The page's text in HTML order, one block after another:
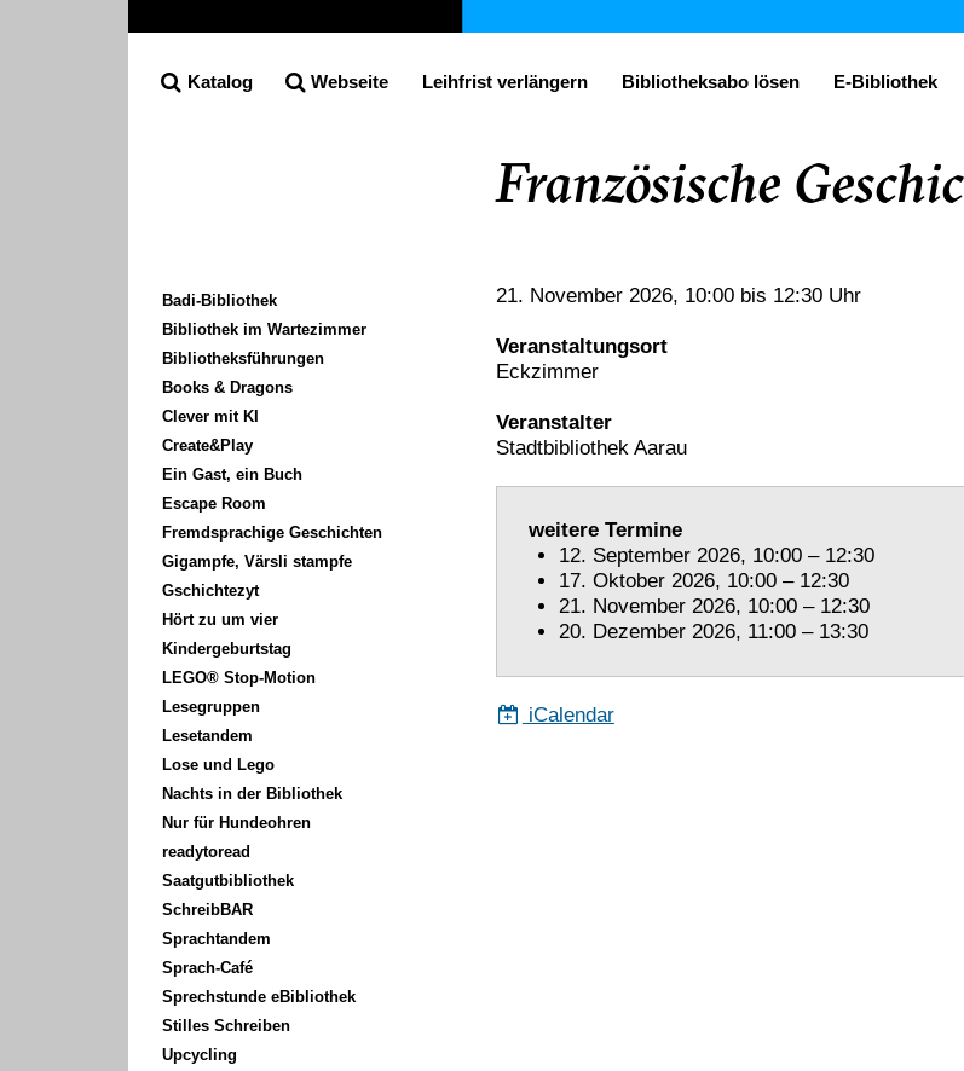
Katalog
Webseite Leihfrist verlängern Bibliotheksabo lösen E-Bibliothek
Unternavigation
Badi-Bibliothek
Bibliothek im Wartezimmer
Bibliotheksführungen
Books & Dragons
Clever mit KI
Create&Play
Ein Gast, ein Buch
Escape Room
Fremdsprachige Geschichten
Gigampfe, Värsli stampfe
Gschichtezyt
Hört zu um vier
Kindergeburtstag
LEGO® Stop-Motion
Lesegruppen
Lesetandem
Lose und Lego
Nachts in der Bibliothek
Nur für Hundeohren
readytoread
Saatgutbibliothek
SchreibBAR
Sprachtandem
Sprach-Café
Sprechstunde eBibliothek
Stilles Schreiben
Upcycling
Französische
21. November 2026, 10:00 bis 12:30 Uhr
Veranstaltungsort
Eckzimmer
Veranstalter
Stadtbibliothek Aarau
weitere Termine
12. September 2026, 10:00 – 12:30
17. Oktober 2026, 10:00 – 12:30
21. November 2026, 10:00 – 12:30
20. Dezember 2026, 11:00 – 13:30
iCalendar